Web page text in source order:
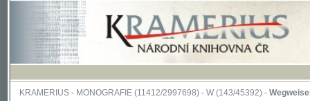
KRAMERIUS-MONOGRAFIE(11412/2997698) -W (143/45392)-Wegweiser durch